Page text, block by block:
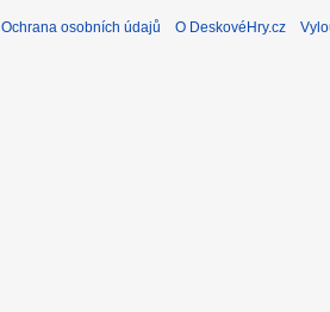
Ochrana osobních údajů O DeskovéHry.cz